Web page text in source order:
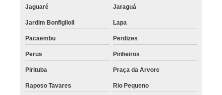
Jaguaré Jaraguá
Jardim Bonfiglioli Lapa
Pacaembu Perdizes
Perus Pinheiros
Pirituba Praça da Arvore
Raposo Tavares Rio Pequeno